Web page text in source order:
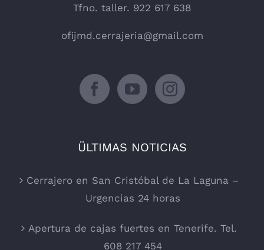
Tfno. taller. 922 617 638
ofijmd.cerrajeria@gmail.com
ÜLTIMAS NOTICIAS
Cerrajero en San Cristóbal de La Laguna –
Urgencias 24 horas
Apertura de cajas fuertes en Tenerife. Tel.
608 217 454